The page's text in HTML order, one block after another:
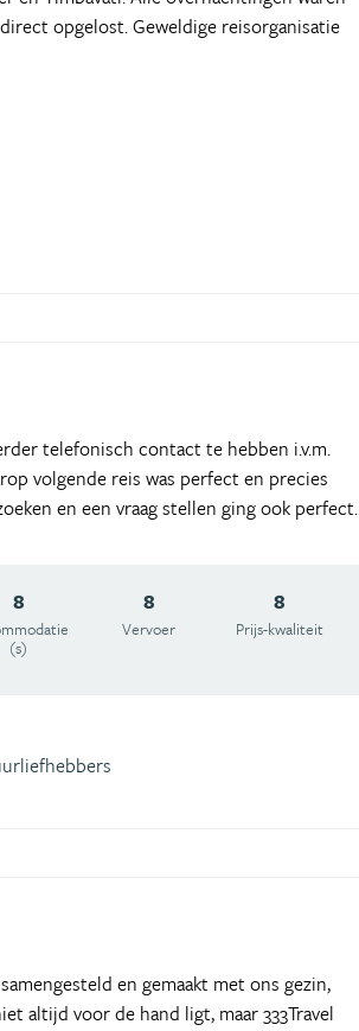
opgelost. Geweldige reisorganisatie
telefonisch contact te hebben i.v.m.
volgende reis was perfect en precies
en een vraag stellen ging ook perfect.
8
(s)
8
Vervoer
8
Prijs-kwaliteit
en gemaakt met ons gezin,
altijd voor de hand ligt, maar 333Travel